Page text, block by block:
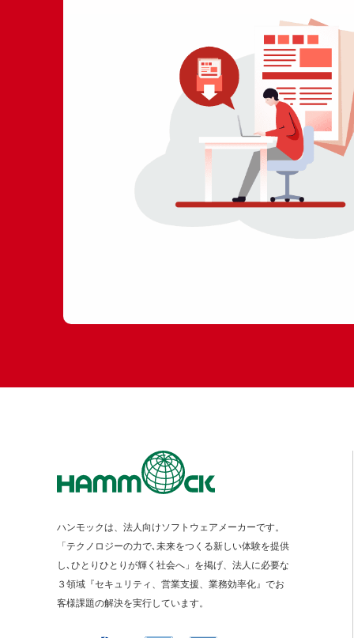
ハンモックは、法人向けソフトウェアメーカーです。
「テクノロジーの力で､未来をつくる新しい体験を提供
し､ひとりひとりが輝く社会へ」を掲げ、法人に必要な
３領域『セキュリティ、営業支援、業務効率化』でお
客様課題の解決を実行しています。